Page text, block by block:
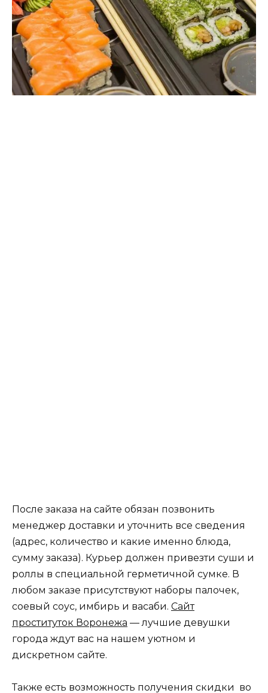
После заказа на сайте обязан позвонить
менеджер доставки и уточнить все сведения
(адрес, количество и какие именно блюда,
сумму заказа). Курьер должен привезти суши и
роллы в специальной герметичной сумке. В
любом заказе присутствуют наборы палочек,
соевый соус, имбирь и васаби. Сайт
проституток Воронежа — лучшие девушки
города ждут вас на нашем уютном и
дискретном сайте.
Также есть возможность получения скидки во